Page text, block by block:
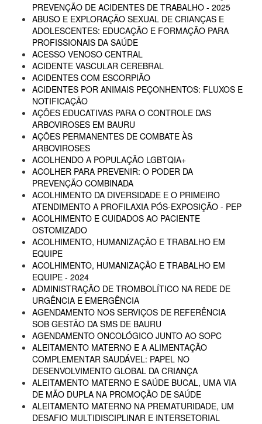
PREVENÇÃO DE ACIDENTES DE TRABALHO - 2025
ABUSO E EXPLORAÇÃO SEXUAL DE CRIANÇAS E
ADOLESCENTES: EDUCAÇÃO E FORMAÇÃO PARA
PROFISSIONAIS DA SAÚDE
ACESSO VENOSO CENTRAL
ACIDENTE VASCULAR CEREBRAL
ACIDENTES COM ESCORPIÃO
ACIDENTES POR ANIMAIS PEÇONHENTOS: FLUXOS E
NOTIFICAÇÃO
AÇÕES EDUCATIVAS PARA O CONTROLE DAS
ARBOVIROSES EM BAURU
AÇÕES PERMANENTES DE COMBATE ÀS
ARBOVIROSES
ACOLHENDO A POPULAÇÃO LGBTQIA+
ACOLHER PARA PREVENIR: O PODER DA
PREVENÇÃO COMBINADA
ACOLHIMENTO DA DIVERSIDADE E O PRIMEIRO
ATENDIMENTO A PROFILAXIA PÓS-EXPOSIÇÃO - PEP
ACOLHIMENTO E CUIDADOS AO PACIENTE
OSTOMIZADO
ACOLHIMENTO, HUMANIZAÇÃO E TRABALHO EM
EQUIPE
ACOLHIMENTO, HUMANIZAÇÃO E TRABALHO EM
EQUIPE - 2024
ADMINISTRAÇÃO DE TROMBOLÍTICO NA REDE DE
URGÊNCIA E EMERGÊNCIA
AGENDAMENTO NOS SERVIÇOS DE REFERÊNCIA
SOB GESTÃO DA SMS DE BAURU
AGENDAMENTO ONCOLÓGICO JUNTO AO SOPC
ALEITAMENTO MATERNO E A ALIMENTAÇÃO
COMPLEMENTAR SAUDÁVEL: PAPEL NO
DESENVOLVIMENTO GLOBAL DA CRIANÇA
ALEITAMENTO MATERNO E SAÚDE BUCAL, UMA VIA
DE MÃO DUPLA NA PROMOÇÃO DE SAÚDE
ALEITAMENTO MATERNO NA PREMATURIDADE, UM
DESAFIO MULTIDISCIPLINAR E INTERSETORIAL